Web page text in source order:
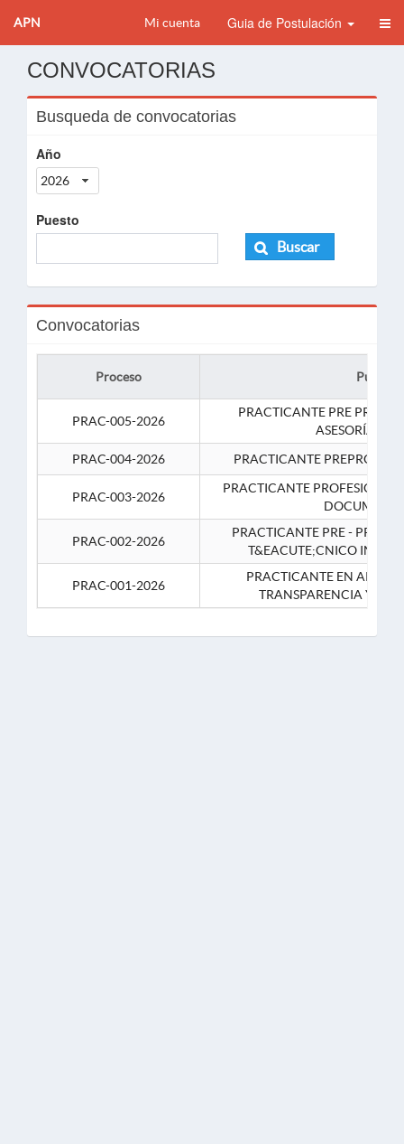
APN Mi cuenta Guia de Postulación
CONVOCATORIAS
Busqueda de convocatorias
Año
2026
Puesto
Buscar
Convocatorias
Proceso Puesto
PRAC-005-2026
PRACTICANTE PRE
ASESORÍA
PRAC-004-2026
PRACTICANTE
PRAC-003-2026
PRACTICANTE
PRAC-002-2026
PRACTICANTE PRE -
T&EACUTE;CNICO
PRAC-001-2026
PRACTICANTE EN APOYO
TRANSPARENCIA Y